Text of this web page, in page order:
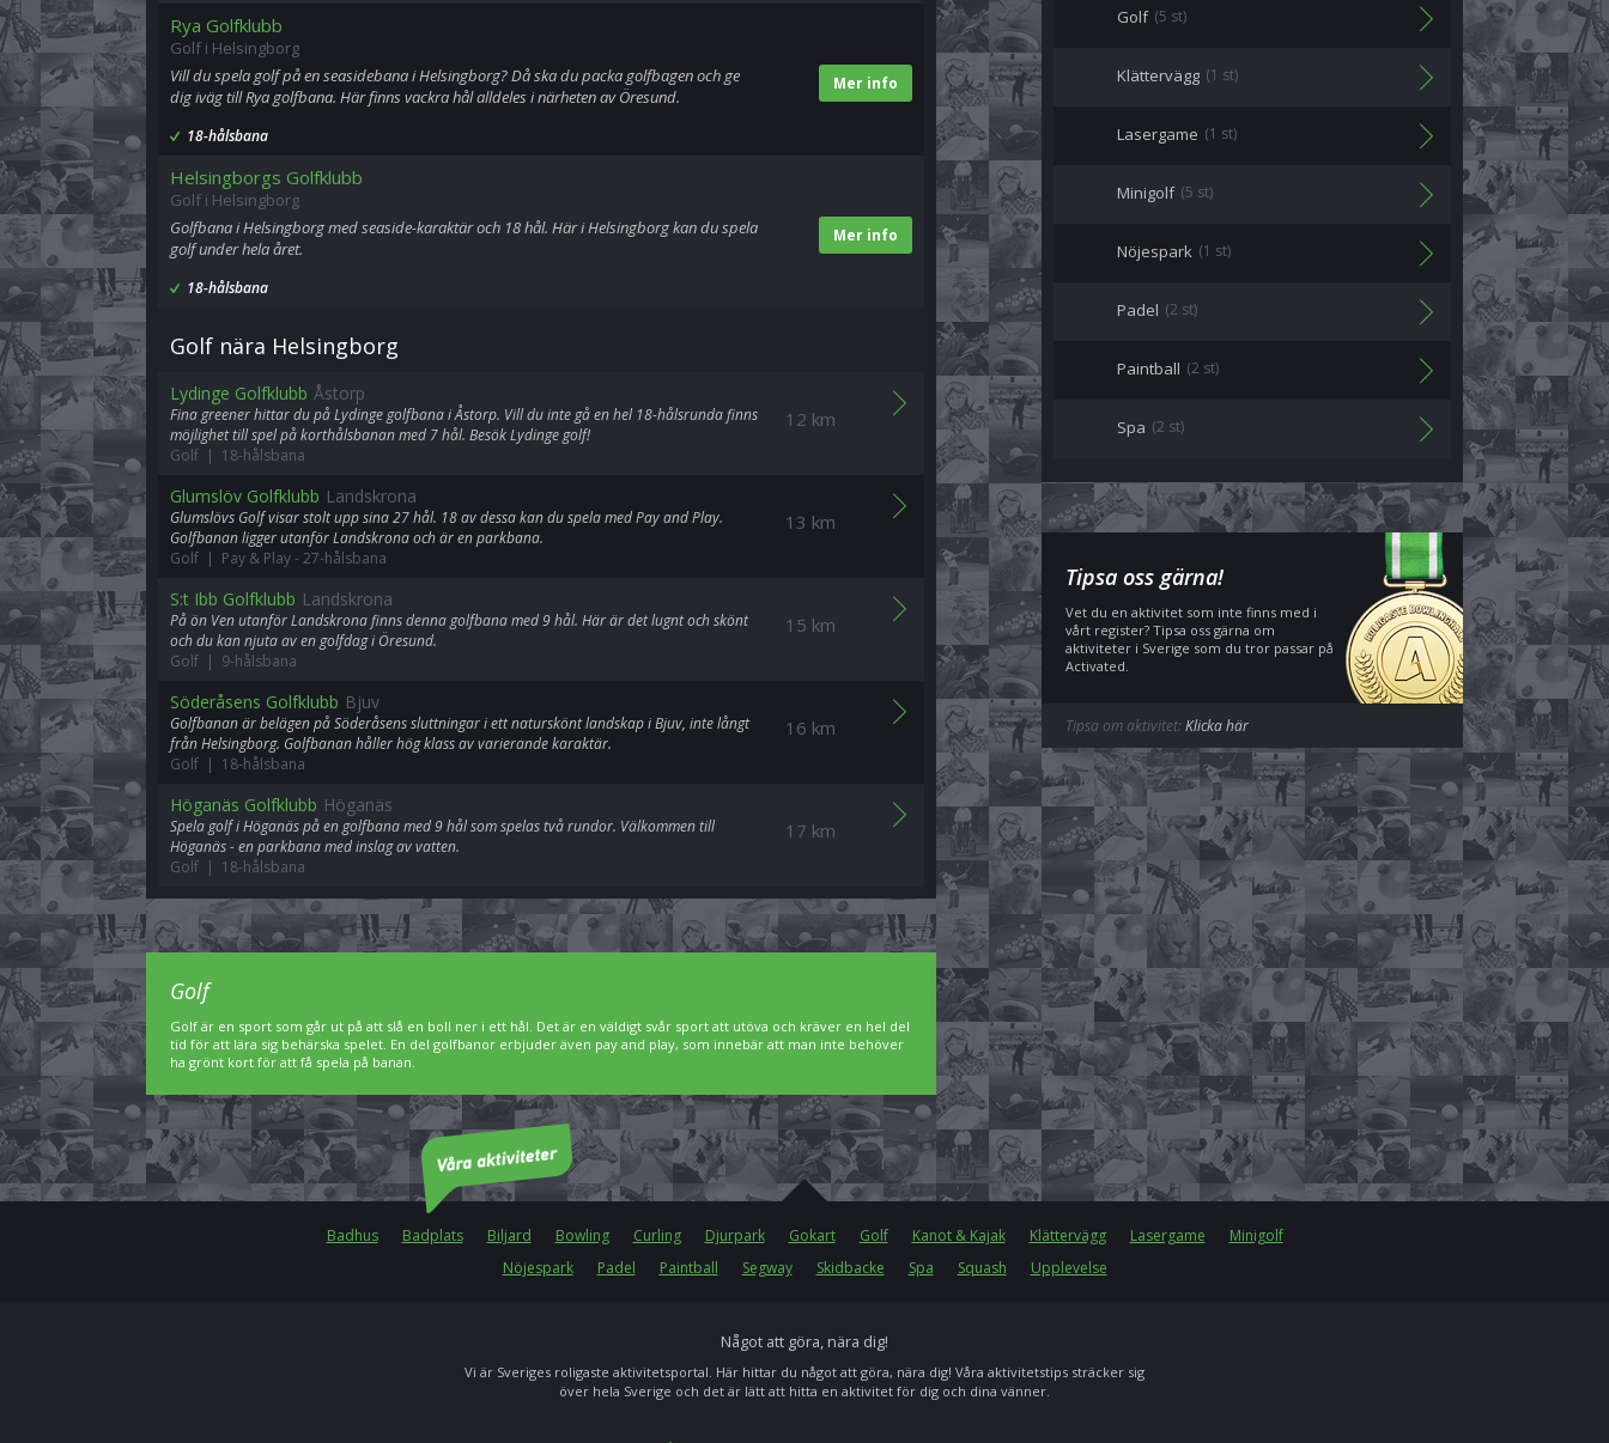
Rya Golfklubb
Golf i Helsingborg
Mer info
Vill du spela golf på en seasidebana i Helsingborg? Då ska du packa golfbagen och ge
dig iväg till Rya golfbana. Här finns vackra hål alldeles i närheten av Öresund.
18-hålsbana
Helsingborgs Golfklubb
Golf i Helsingborg
Mer info
Golfbana i Helsingborg med seaside-karaktär och 18 hål. Här i Helsingborg kan du spela
golf under hela året.
18-hålsbana
Golf nära Helsingborg
12 km
Lydinge Golfklubb Åstorp
Fina greener hittar du på Lydinge golfbana i Åstorp. Vill du inte gå en hel 18-hålsrunda finns
möjlighet till spel på korthålsbanan med 7 hål. Besök Lydinge golf!
Golf | 18-hålsbana
13 km
Glumslöv Golfklubb Landskrona
Glumslövs Golf visar stolt upp sina 27 hål. 18 av dessa kan du spela med Pay and Play.
Golfbanan ligger utanför Landskrona och är en parkbana.
Golf | Pay & Play- 27-hålsbana
15 km
S:t Ibb Golfklubb Landskrona
På ön Ven utanför Landskrona finns denna golfbana med 9 hål. Här är det lugnt och skönt
och du kan njuta av en golfdag i Öresund.
Golf | 9-hålsbana
16 km
Söderåsens Golfklubb Bjuv
Golfbanan är belägen på Söderåsens sluttningar i ett naturskönt landskap i Bjuv, inte långt
från Helsingborg. Golfbanan håller hög klass av varierande karaktär.
Golf | 18-hålsbana
17 km
Höganäs Golfklubb Höganäs
Spela golf i Höganäs på en golfbana med 9 hål som spelas två rundor. Välkommen till
Höganäs - en parkbana med inslag av vatten.
Golf | 18-hålsbana
Golf (5 st)
Klättervägg (1 st)
Lasergame (1 st)
Minigolf (5 st)
Nöjespark (1 st)
Padel (2 st)
Paintball (2 st)
Spa (2 st)
Tipsa oss gärna!
Vet du en aktivitet som inte finns med i
vårt register? Tipsa oss gärna om
aktiviteter i Sverige som du tror passar på
Activated.
Tipsa om aktivitet:Klicka här
Golf
Golf är en sport som går ut på att slå en boll ner i ett hål. Det är en väldigt svår sport att utöva och kräver en hel del
tid för att lära sig behärska spelet. En del golfbanor erbjuder även pay and play, som innebär att man inte behöver
ha grönt kort för att få spela på banan.
Badhus Badplats Biljard Bowling Curling Djurpark Gokart Golf Kanot & Kajak Klättervägg Lasergame
Minigolf
Nöjespark
Padel Paintball Segway Skidbacke Spa Squash Upplevelse
Något att göra, nära dig!
Vi är Sveriges roligaste aktivitetsportal. Här hittar du något att göra, nära dig! Våra aktivitetstips sträcker sig
över hela Sverige och det är lätt att hitta en aktivitet för dig och dina vänner.